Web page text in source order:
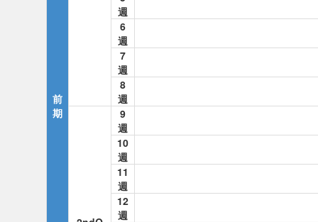
前
期
週
6
週
7
週
8
週
9
週
10
週
11
週
12
週